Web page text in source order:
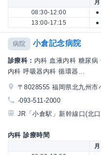
月
08:30-12:00
●
13:00-17:15
●
病院 小倉記念病院
診療科： 内科 血液内科 糖尿病
内科 呼吸器内科 循環器...
〒8028555 福岡県北九州市
-093-511-2000
JR「小倉駅」新幹線口(北
内科 診療時間
月